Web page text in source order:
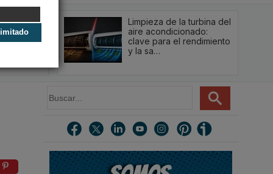
paso,
cada
Limpieza de la turbina del
aire acondicionado:
clave para el rendimiento
y la sa…
u
r